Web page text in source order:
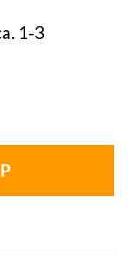
1-3